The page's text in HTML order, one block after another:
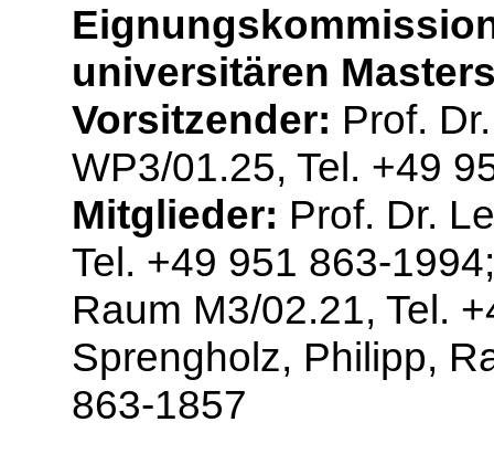
universitären
Vorsitzender: Prof.
WP3/01.25, Tel. +49
Mitglieder: Prof. Dr.
Tel. +49 951 863-
Raum M3/02.21, Tel.
Sprengholz, Philipp,
863-1857